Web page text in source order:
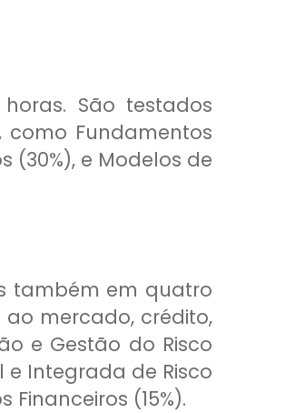
São testados
Fundamentos
(30%), e Modelos de
também em quatro
mercado, crédito,
e Gestão do Risco
e Integrada de Risco
Financeiros (15%).